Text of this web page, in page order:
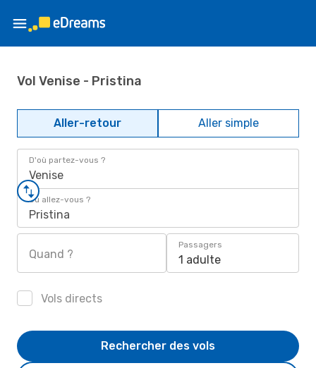
Vol Venise - Pristina
Aller-retour Aller simple
D'où partez-vous ?
Venise
Où allez-vous ?
Pristina
Quand ?
Passagers
1 adulte
Vols directs
Rechercher des vols